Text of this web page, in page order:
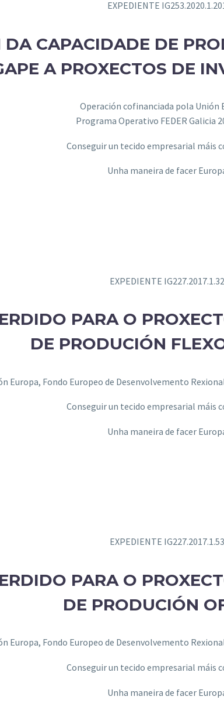
EXPEDIENTE
CAPACIDADE DE
A PROXECTOS DE
Operación cofinanciada pola Unión
Programa Operativo FEDER Galicia
Conseguir un tecido empresarial máis
Unha maneira de facer
EXPEDIENTE IG227.2017.1.32
PARA O
DE PRODUCIÓN
Europa, Fondo Europeo de Desenvolvemento
Conseguir un tecido empresarial máis
Unha maneira de facer
EXPEDIENTE IG227.2017.1.53
PARA O
DE PRODUCIÓN
Europa, Fondo Europeo de Desenvolvemento
Conseguir un tecido empresarial máis
Unha maneira de facer